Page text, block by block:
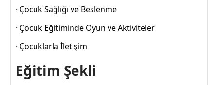
· Çocuk Sağlığı ve Beslenme
· Çocuk Eğitiminde Oyun ve Aktiviteler
· Çocuklarla İletişim
Eğitim Şekli